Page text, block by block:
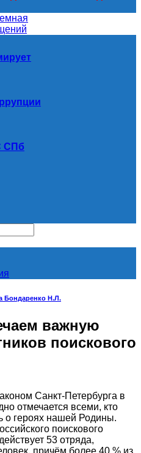
СПб
Бондаренко Н.Л.
важную
поискового
Санкт-Петербурга в
отмечается всеми, кто
о героях нашей Родины.
поискового
53 отряда,
причём более 40 % из